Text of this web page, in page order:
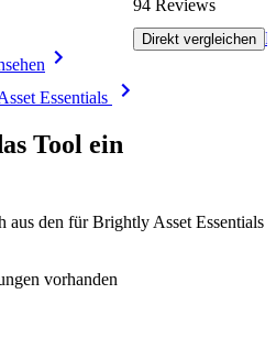
94 Reviews
Direkt vergleichen
Essentials
Tool ein
aus den für Brightly Asset Essentials
vorhanden